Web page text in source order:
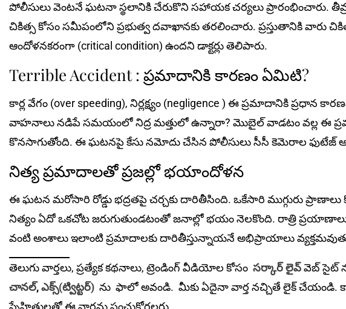
పోలీసులు వెంటనే ఘటనా స్థలానికి చేరుకొని సహాయక చర్యలు ప్రారంభించారు.
చికిత్స కోసం సమీపంలోని ప్రభుత్వ దవాఖానకు తరలించారు. ప్రస్తుతానికి వారు
ఆందోళనకరంగా (critical condition) ఉందని డాక్టర్లు తెలిపారు.
Terrible Accident : ప్రమాదానికి కారణం ఏమిటి?
కార్ల వేగం (over speeding), నిర్లక్ష్యం (negligence ) ఈ ప్రమాదానికి ప్రధాన
వాహ‌నాలు న‌డిపే సమయంలో నిద్ర మత్తులో ఉన్నారా? మొబైల్ వాడటం వ‌ల్ల ఈ
కొనసాగుతోంది. ఈ ఘ‌ట‌న‌పై కేసు న‌మోదు చేసిన పోలీసులు సీసీ కెమెరాల ఫుటేజ్‌
నిత్య ప్రమాదాలతో ప్రజల్లో భయాందోళ‌న‌
ఈ ఘటన మరోసారి రోడ్డు భద్రతపై చర్చకు దారితీసింది. ఒకేసారి ముగ్గురు
నిత్యం ఏదో ఒకచోట జరుగుతుండటంతో జనాల్లో భయం నెలకొంది. రాత్రి
వంటి అంశాలు ఇలాంటి ప్రమాదాలకు దారితీస్తున్నాయనే అభిప్రాయాలు
తెలుగు వార్తలు, ప్రత్యేక కథనాలు, ట్రెండింగ్ వీడియోల కోసం సర్కార్ లైవ్వెబ్ సైట్
చానల్,ఎక్స్(ట్విట్టర్) ను ఫాలో అవండి. మీకు ఏదైనా వార్త నచ్చితే లైక్